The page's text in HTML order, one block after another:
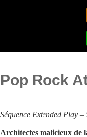
Pop Rock
Séquence Extended Play –
Architectes malicieux de